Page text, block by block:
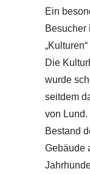
Ein
Besucher
Die
wurde
seitdem
von Lund.
Bestand
Gebäude